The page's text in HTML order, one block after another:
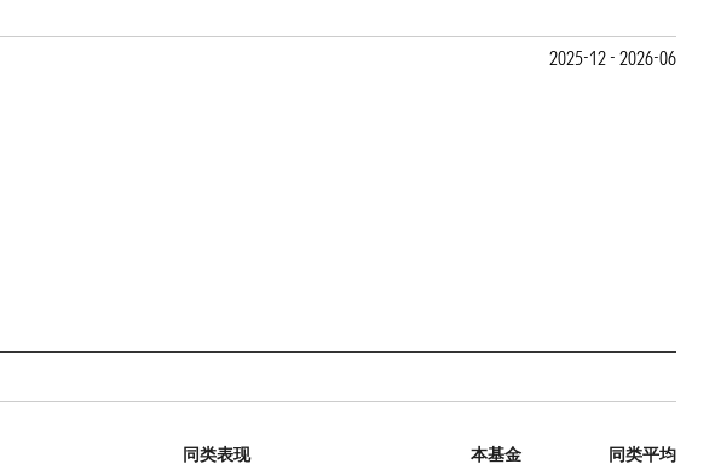
2025-12 - 2026-06
同类表现 本基金
同类平均